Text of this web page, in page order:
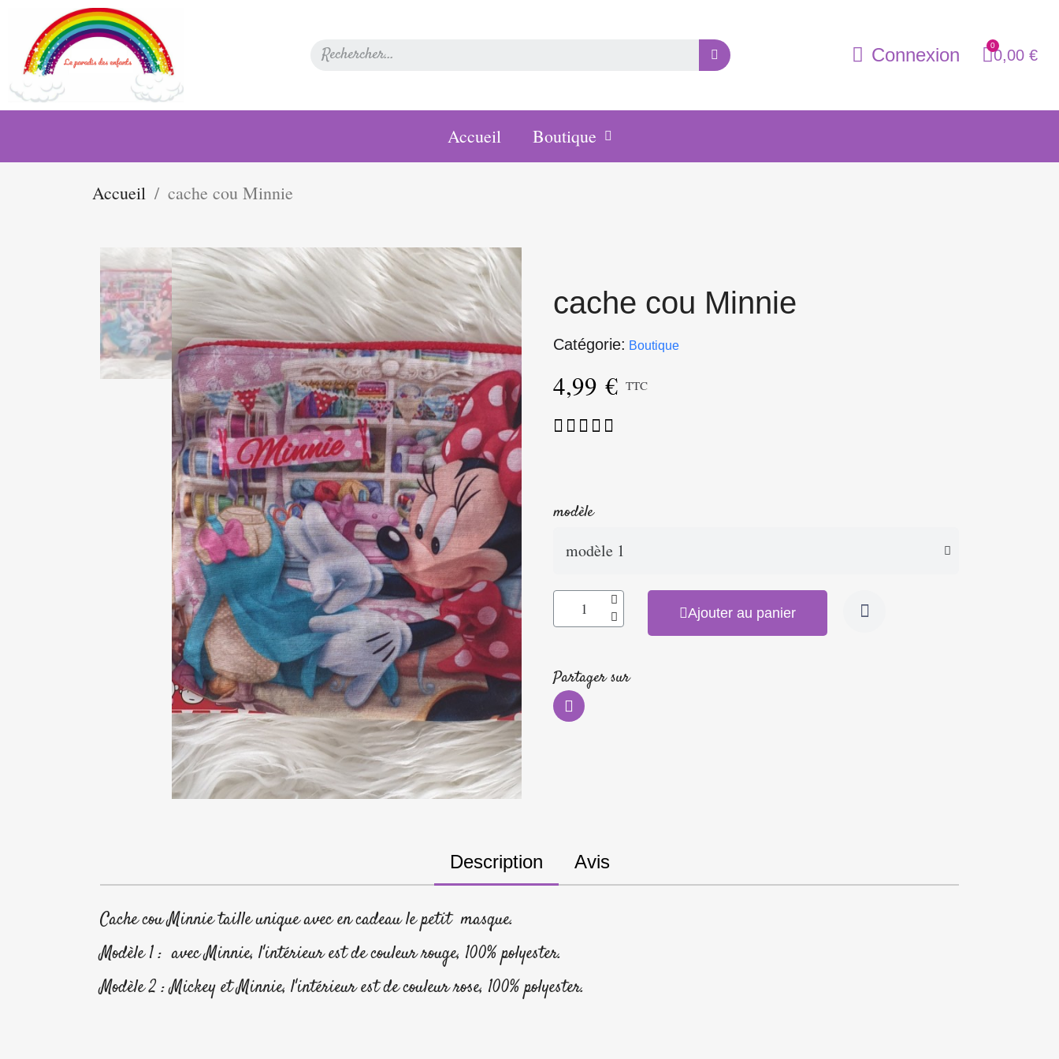
Connexion 0,00 €
Accueil Boutique
Accueil cache cou Minnie
cache cou Minnie
Catégorie Boutique
4,99 € TTC
    
modèle
Ajouter au panier
Partager sur
Description Avis
Cache cou Minnie taille unique avec en cadeau le petit masque.
Modèle 1 : avec Minnie, l'intérieur est de couleur rouge, 100% polyester.
Modèle 2 : Mickey et Minnie, l'intérieur est de couleur rose, 100% polyester.